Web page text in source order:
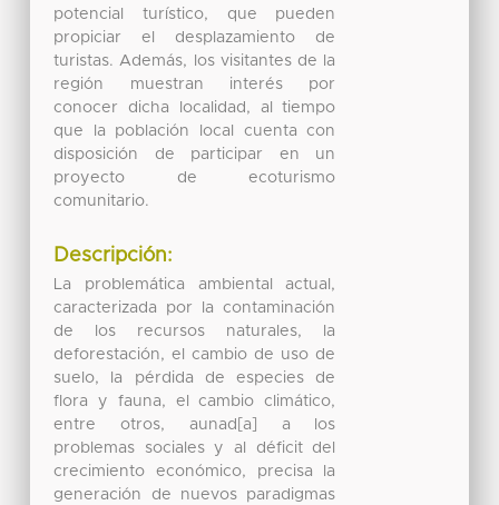
potencial turístico, que pueden
propiciar el desplazamiento de
turistas. Además, los visitantes de la
región muestran interés por
conocer dicha localidad, al tiempo
que la población local cuenta con
disposición de participar en un
proyecto de ecoturismo
comunitario.
Descripción:
La problemática ambiental actual,
caracterizada por la contaminación
de los recursos naturales, la
deforestación, el cambio de uso de
suelo, la pérdida de especies de
flora y fauna, el cambio climático,
entre otros, aunad[a] a los
problemas sociales y al déficit del
crecimiento económico, precisa la
generación de nuevos paradigmas